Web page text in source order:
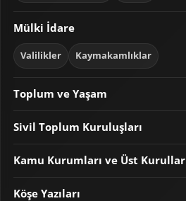
Mülki İdare
Valilikler Kaymakamlıklar
Toplum ve Yaşam
Sivil Toplum Kuruluşları
Kamu Kurumları ve Üst Kurullar
Köşe Yazıları